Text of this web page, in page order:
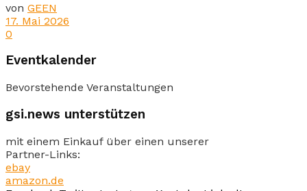
von GEEN
17. Mai 2026
0
Eventkalender
Bevorstehende Veranstaltungen
gsi.news unterstützen
mit einem Einkauf über einen unserer
Partner-Links:
ebay
amazon.de